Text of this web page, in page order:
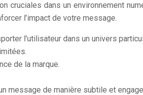
dans un environnement
l’impact de votre message.
l’utilisateur dans un univers
de la marque.
message de manière subtile et